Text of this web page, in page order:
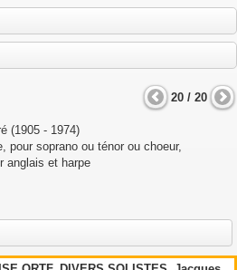
20 / 20
(1905 - 1974)
pour soprano ou ténor ou choeur,
anglais et harpe